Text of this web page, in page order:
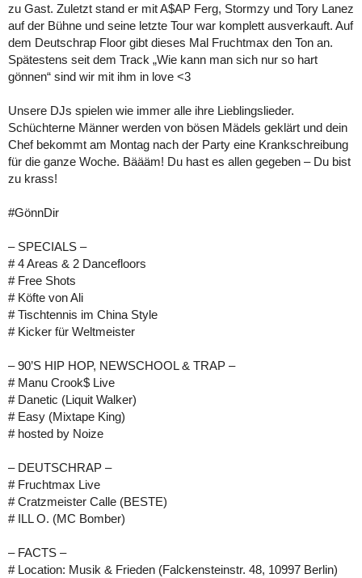
zu Gast. Zuletzt stand er mit A$AP Ferg, Stormzy und Tory Lanez
auf der Bühne und seine letzte Tour war komplett ausverkauft. Auf
dem Deutschrap Floor gibt dieses Mal Fruchtmax den Ton an.
Spätestens seit dem Track „Wie kann man sich nur so hart
gönnen“ sind wir mit ihm in love <3
Unsere DJs spielen wie immer alle ihre Lieblingslieder.
Schüchterne Männer werden von bösen Mädels geklärt und dein
Chef bekommt am Montag nach der Party eine Krankschreibung
für die ganze Woche. Bäääm! Du hast es allen gegeben – Du bist
zu krass!
#GönnDir
– SPECIALS –
# 4 Areas & 2 Dancefloors
# Free Shots
# Köfte von Ali
# Tischtennis im China Style
# Kicker für Weltmeister
– 90’S HIP HOP, NEWSCHOOL & TRAP –
# Manu Crook$ Live
# Danetic (Liquit Walker)
# Easy (Mixtape King)
# hosted by Noize
– DEUTSCHRAP –
# Fruchtmax Live
# Cratzmeister Calle (BESTE)
# ILL O. (MC Bomber)
– FACTS –
# Location: Musik & Frieden (Falckensteinstr. 48, 10997 Berlin)